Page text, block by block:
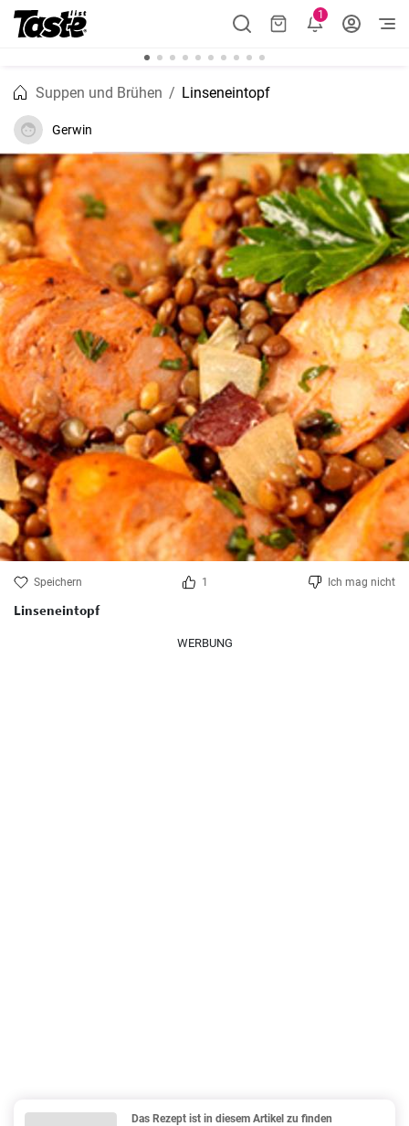
1
Suppen und Brühen Linseneintopf
Gerwin
Speichern 1 Ich mag nicht
Linseneintopf
WERBUNG
Das Rezept ist in diesem Artikel zu finden